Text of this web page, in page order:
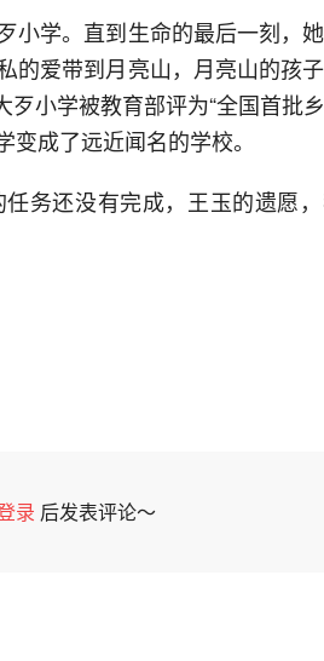
小学。直到生命的最后一刻，
的爱带到月亮山，月亮山的孩
小学被教育部评为“全国首批
成了远近闻名的学校。
任务还没有完成，王玉的遗愿
录 后发表评论～